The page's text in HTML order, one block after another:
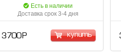
Есть в наличии
Доставка срок 3-4 дня
3 700 Р купить